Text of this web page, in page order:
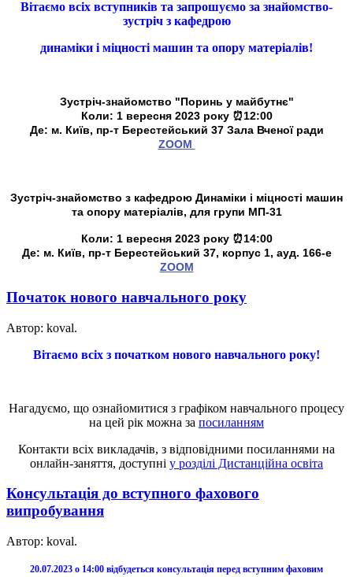
Вітаємо всіх вступників та запрошуємо за знайомство-
зустріч з кафедрою
динаміки і міцності машин та опору матеріалів!
Зустріч-знайомство "Поринь у майбутнє"
Коли: 1 вересня 2023 року ⏰12:00
Де: м. Київ, пр-т Берестейський 37 Зала Вченої ради
ZOOM
Зустріч-знайомство з кафедрою Динаміки і міцності машин
та опору матеріалів, для групи МП-31
Коли: 1 вересня 2023 року⏰14:00
Де: м. Київ, пр-т Берестейський 37, корпус 1, ауд. 166-е
ZOOM
Початок нового навчального року
Автор: koval.
Вітаємо всіх з початком нового навчального року!
Нагадуємо, що ознайомитися з графіком навчального процесу
на цей рік можна за посиланням
Контакти всіх викладачів, з відповідними посиланнями на
онлайн-заняття, доступні у розділі Дистанційна освіта
Консультація до вступного фахового
випробування
Автор: koval.
20.07.2023 о 14:00 відбудеться консультація перед вступним фаховим